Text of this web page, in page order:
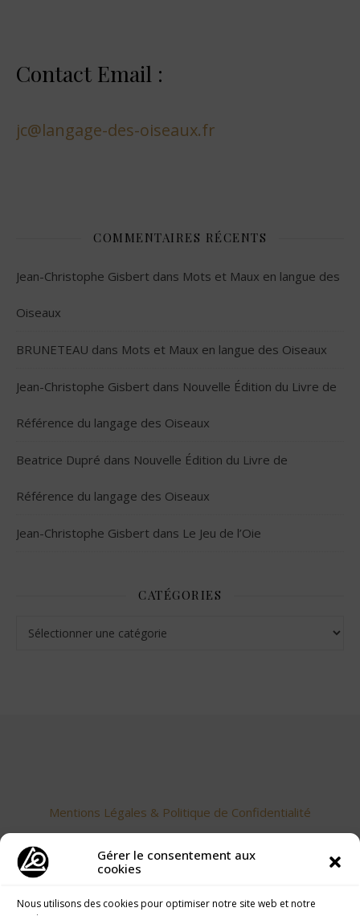
Gérer le consentement aux
cookies
Nous utilisons des cookies pour optimiser notre site web et notre
Contact Email :
jc@langage-des-oiseaux.fr
COMMENTAIRES RÉCENTS
Jean-Christophe Gisbert dans Mots et Maux en langue des
Oiseaux
BRUNETEAU dans Mots et Maux en langue des Oiseaux
Jean-Christophe Gisbert dans Nouvelle Édition du Livre de
Référence du langage des Oiseaux
Beatrice Dupré dans Nouvelle Édition du Livre de
Référence du langage des Oiseaux
Jean-Christophe Gisbert dans Le Jeu de l’Oie
CATÉGORIES
Mentions Légales & Politique de Confidentialité